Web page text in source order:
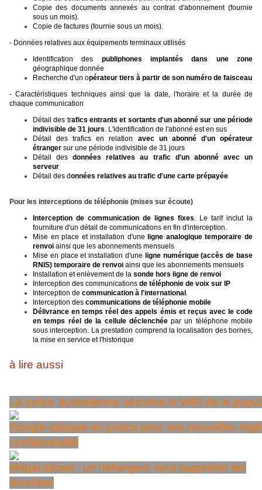
Copie des documents annexés au contrat d'abonnement (fournie
sous un mois).
Copie de factures (fournie sous un mois).
- Données relatives aux équipements terminaux utilisés
Identification des publiphones implantés dans une zone
géographique donnée
Recherche d'un opérateur tiers à partir de son numéro de faisceau
-Caractéristiques techniques ainsi que la date, l'horaire et la durée de
chaque communication
Détail des trafics entrants et sortants d'un abonné sur une période
indivisible de 31 jours. L'identification de l'abonné est en sus
Détail des trafics en relation avec un abonné d'un opérateur
étranger sur une période indivisible de 31 jours
Détail desdonnées relatives au trafic d'un abonné avec un
serveur
Détail des données relatives au trafic d'une carte prépayée
Pour les interceptions de téléphonie (mises sur écoute)
Interception de communication de lignes fixes. Le tarif inclut la
fourniture d'un détail de communications en fin d'interception.
Mise en place et installation d'une ligne analogique temporaire de
renvoi ainsi que les abonnements mensuels
Mise en place et installation d'une ligne numérique (accès de base
RNIS) temporaire de renvoi ainsi que les abonnements mensuels
Installation et enlèvement de la sonde hors ligne de renvoi
Interception des communications de téléphonie de voix sur IP
Interception de communication à l'international .
Interception des communications de téléphonie mobile
Délivrance en temps réel des appels émis et reçus avec le code
en temps réel de la cellule déclenchéepar un téléphone mobile
sous interception. La prestation comprend la localisation des bornes,
la mise en service et l'historique
à lire aussi
La police australienne sécurise le WiFi de la
Google attaqué en justice pour ses nouvelles
confidentialité
MegaUpload : un hébergeur veut supprimer les
données